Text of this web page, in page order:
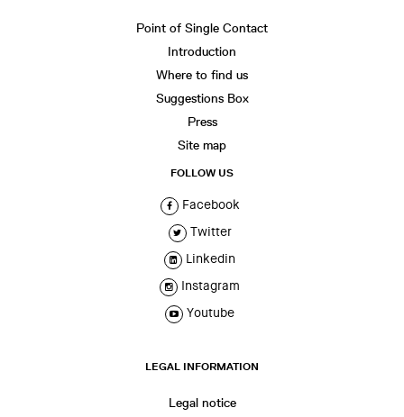
Point of Single Contact
Introduction
Where to find us
Suggestions Box
Press
Site map
FOLLOW US
Facebook
Twitter
Linkedin
Instagram
Youtube
LEGAL INFORMATION
Legal notice